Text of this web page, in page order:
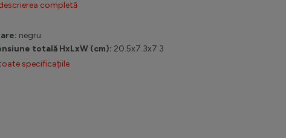
completă
negru
totală HxLxW (cm): 20.5x7.3x7.3
specificațiile